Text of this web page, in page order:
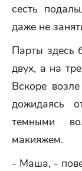
сесть
даже не
Парты здесь
двух, а на
Вскоре
дожидаясь
темными
макияжем.
- Маша, -